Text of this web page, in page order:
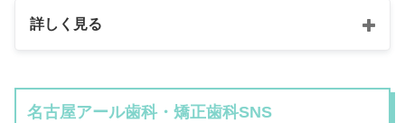
詳しく見る
名古屋アール歯科・矯正歯科SNS